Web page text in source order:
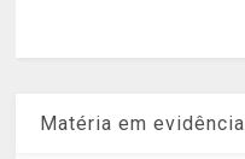
Matéria em evidência